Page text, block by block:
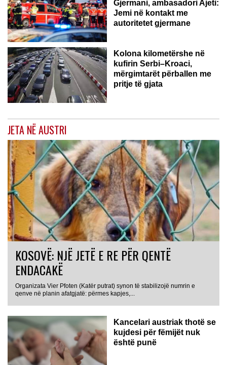
Gjermani, ambasadori Ajeti:
Jemi në kontakt me
autoritetet gjermane
Kolona kilometërshe në
kufirin Serbi–Kroaci,
mërgimtarët përballen me
pritje të gjata
JETA NË AUSTRI
KOSOVË: NJË JETË E RE PËR QENTË
ENDACAKË
Organizata Vier Pfoten (Katër putrat) synon të stabilizojë numrin e
qenve në planin afatgjatë: përmes kapjes,...
Kancelari austriak thotë se
kujdesi për fëmijët nuk
është punë